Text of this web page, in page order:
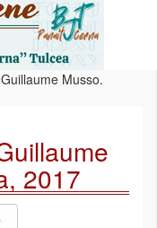
Musso.
2017